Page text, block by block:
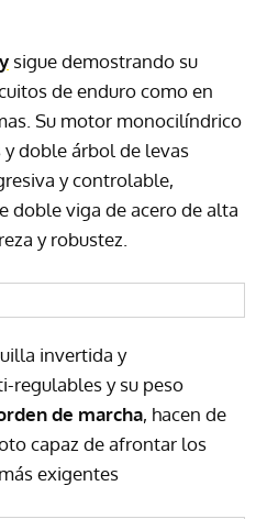
sigue demostrando su
de enduro como en
Su motor monocilíndrico
doble árbol de levas
y controlable,
doble viga de acero de alta
y robustez.
invertida y
regulables y su peso
de marcha, hacen de
capaz de afrontar los
exigentes